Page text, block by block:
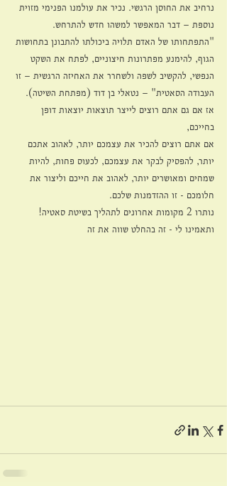
נרחיב את החוסן הרגשי. נכיר את עולמנו הפנימי מזוית
נוספת – דבר המאפשר למשהו חדש להתרחש.
"התפתחותו של האדם תלויה ביכולתו להתבונן בתחושות
הגוף, להימנע מפתרונות חיצוניים, לפתח את השקט
הנפשי, להקשיב לשפה ולשחרר את האחיזה הרגשית – זו
העבודה הסאטית" – נטאלי בן דוד (מפתחת השיטה).
אז אם גם אתם רוצים לייצר תוצאות יוצאות דופן
בחייכם,
אם אתם רוצים להכיר את עצמכם יותר, לאהוב אתכם
יותר, להפסיק לבקר את עצמכם, לכעוס פחות, להיות
שמחים ומאושרים יותר, לאהוב את חייכם וליצור את
חלומכם - זו ההזדמנות שלכם.
נותרו 2 מקומות אחרונים לתהליך בשיטת סאטיה!
ותאמינו לי - זה בהחלט שווה את זה